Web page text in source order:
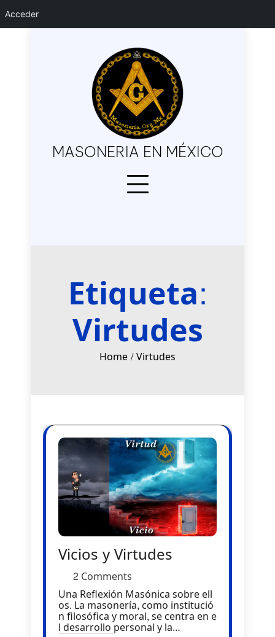
Acceder
MASONERIA EN MÉXICO
Etiqueta:
Virtudes
Home Virtudes
Vicios y Virtudes
2 Comments
Una Reflexión Masónica sobre ell
os. La masonería, como institució
n filosófica y moral, se centra en e
l desarrollo personal y la…